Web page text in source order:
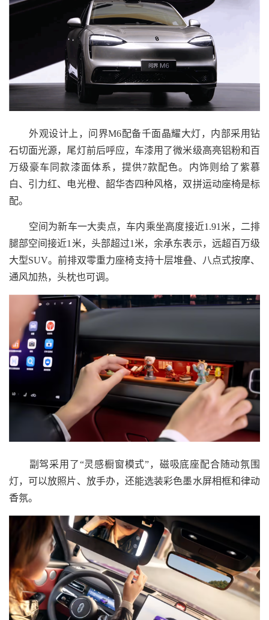
外观设计上，问界M6配备千面晶耀大灯，内部采用钻
石切面光源，尾灯前后呼应，车漆用了微米级高亮铝粉和百
万级豪车同款漆面体系，提供7款配色。内饰则给了紫慕
白、引力红、电光橙、韶华杏四种风格，双拼运动座椅是标
配。
空间为新车一大卖点，车内乘坐高度接近1.91米，二排
腿部空间接近1米，头部超过1米，余承东表示，远超百万级
大型SUV。前排双零重力座椅支持十层堆叠、八点式按摩、
通风加热，头枕也可调。
副驾采用了“灵感橱窗模式”，磁吸底座配合随动氛围
灯，可以放照片、放手办，还能选装彩色墨水屏相框和律动
香氛。